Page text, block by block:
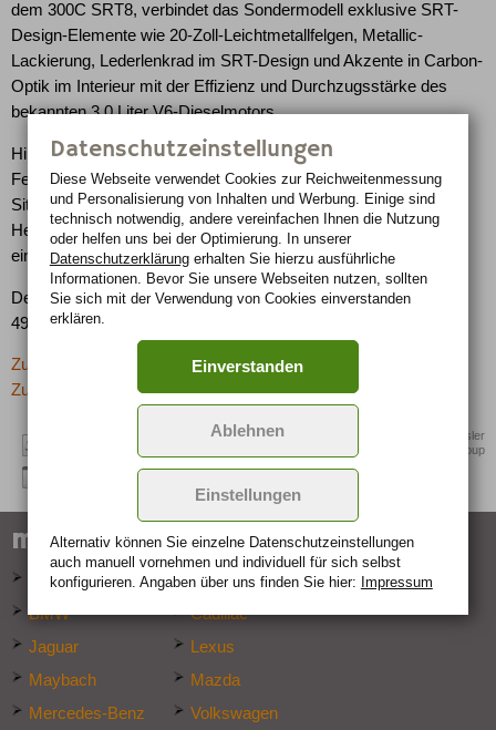
dem 300C SRT8, verbindet das Sondermodell exklusive SRT-
Design-Elemente wie 20-Zoll-Leichtmetallfelgen, Metallic-
Lackierung, Lederlenkrad im SRT-Design und Akzente in Carbon-
Optik im Interieur mit der Effizienz und Durchzugsstärke des
bekannten 3,0 Liter V6-Dieselmotors.
Hinzu kommt eine umfangreiche Komfortaussttattung wie das
Festplatten-Navigationssystem, SRT-Teil-Ledersitze inklusive
Sitzheitzung vorne, ein Glas-Schiebe-Hubdach, abgedunkelte
Heck- und Seitenscheiben hinten und und eine elektrisch
einstellbare Pedalerie mit Memory-Funktion.
Der Preis für den Chrysler 300C Touring SRT-Design beträgt
49.990 EUR.
Zurück zur letzten Seite
Zur Übersicht: -> Neuheiten
Quelle: Chrysler
Group
marken-specials
Audi
Bentley
BMW
Cadillac
Jaguar
Lexus
Maybach
Mazda
Mercedes-Benz
Volkswagen
Datenschutzeinstellungen
Diese Webseite verwendet Cookies zur Reichweiten­messung
und Personalisierung von Inhalten und Werbung. Einige sind
technisch notwendig, andere vereinfachen Ihnen die Nutzung
oder helfen uns bei der Optimierung. In unserer
Datenschutzerklärungerhalten Sie hierzu ausführliche
Informationen. Bevor Sie unsere Webseiten nutzen, sollten
Sie sich mit der Verwendung von Cookies einverstanden
erklären.
Einverstanden
Ablehnen
Einstellungen
Alternativ können Sie einzelne Datenschutz­ein­stellungen
auch manuell vor­nehmen und indivi­duell für sich selbst
konfigurieren. Angaben über uns finden Sie hier: Impressum